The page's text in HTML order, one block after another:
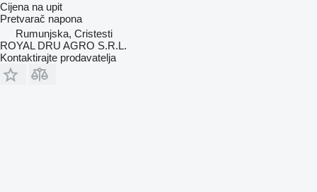
Cijena na upit
Pretvarač napona
Rumunjska, Cristesti
ROYAL DRU AGRO S.R.L.
Kontaktirajte prodavatelja